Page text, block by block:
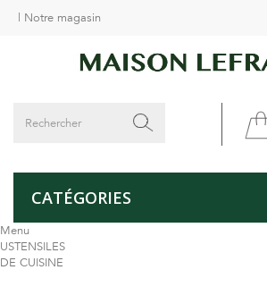
Notre magasin
CATÉGORIES
Menu
USTENSILES
DE CUISINE